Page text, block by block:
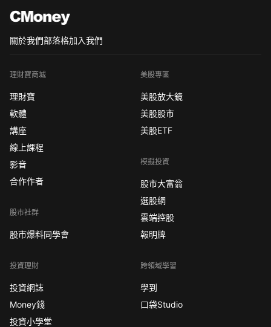
關於我們部落格加入我們
理財寶商城
理財寶
軟體
講座
線上課程
影音
合作作者
股市社群
股市爆料同學會
投資理財
投資網誌
Money錢
投資小學堂
美股專區
美股放大鏡
美股股市
美股ETF
模擬投資
股市大富翁
選股網
雲端控股
報明牌
跨領域學習
學到
口袋Studio